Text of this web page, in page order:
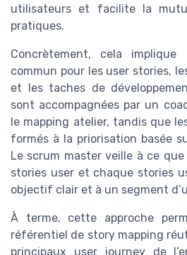
utilisateurs et facilite la
pratiques.
Concrètement, cela
commun pour les user stories,
et les taches de
sont accompagnées par un
le mapping atelier, tandis que
formés à la priorisation basée
Le scrum master veille à ce
stories user et chaque stories
objectif clair et à un segment
À terme, cette approche
référentiel de story mapping
principaux user journey de